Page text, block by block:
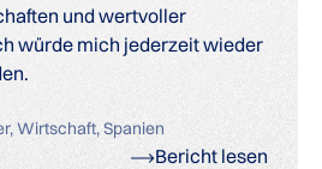
und wertvoller
würde mich jederzeit wieder
Wirtschaft, Spanien
Bericht lesen